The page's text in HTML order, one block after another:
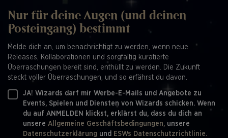
Nur für deine Augen (und deinen
Posteingang) bestimmt
Melde dich an, um benachrichtigt zu werden, wenn neue
Releases, Kollaborationen und sorgfältig kuratierte
Überraschungen bereit sind, enthüllt zu werden. Die Zukunft
steckt voller Überraschungen, und so erfährst du davon.
JA! Wizards darf mir Werbe-E-Mails und Angebote zu
Events, Spielen und Diensten von Wizards schicken. Wenn
du auf ANMELDEN klickst, erklärst du, dass du dich an
unsere Allgemeine Geschäftsbedingungen, unsere
Datenschutzerklärung und ESWs Datenschutzrichtlinie.